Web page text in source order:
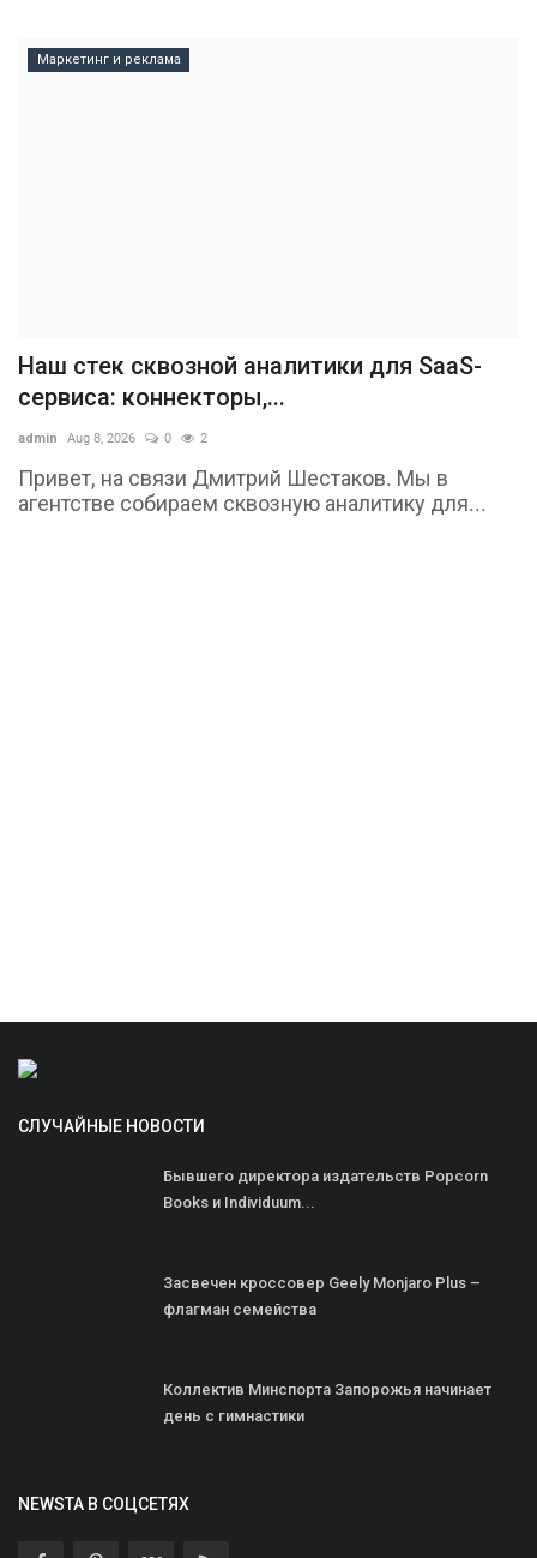
Маркетинг и реклама
Наш стек сквозной аналитики для SaaS-
сервиса: коннекторы,...
admin Aug 8, 2026 0 2
Привет, на связи Дмитрий Шестаков. Мы в
агентстве собираем сквозную аналитику для...
СЛУЧАЙНЫЕ НОВОСТИ
Бывшего директора издательств Popcorn
Books и Individuum...
Засвечен кроссовер Geely Monjaro Plus –
флагман семейства
Коллектив Минспорта Запорожья начинает
день с гимнастики
NEWSTA В СОЦСЕТЯХ